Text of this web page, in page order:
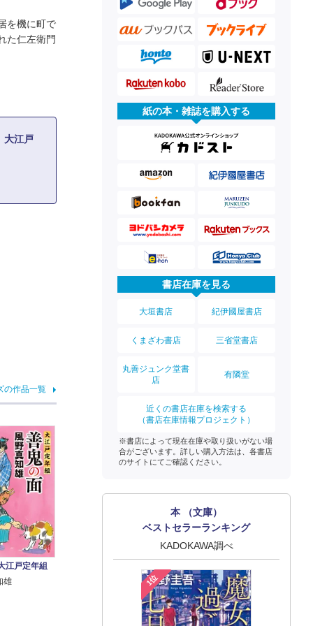
を機に町で
た仁左衛門
江戸
の作品一覧
江戸定年組
雄
紙の本・雑誌を購入する
書店在庫を見る
大垣書店 紀伊國屋書店
くまざわ書店 三省堂書店
丸善ジュンク堂書
店
有隣堂
近くの書店在庫を検索する
（書店在庫情報プロジェクト）
※書店によって現在在庫や取り扱いがない場
合がございます。詳しい購入方法は、各書店
のサイトにてご確認ください。
本 （文庫）
ベストセラーランキング
KADOKAWA調べ
1位